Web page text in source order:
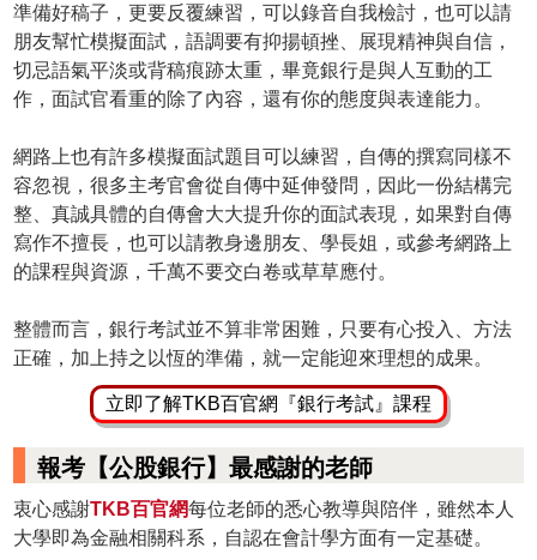
準備好稿子，更要反覆練習，可以錄音自我檢討，也可以請
朋友幫忙模擬面試，語調要有抑揚頓挫、展現精神與自信，
切忌語氣平淡或背稿痕跡太重，畢竟銀行是與人互動的工
作，面試官看重的除了內容，還有你的態度與表達能力。
網路上也有許多模擬面試題目可以練習，自傳的撰寫同樣不
容忽視，很多主考官會從自傳中延伸發問，因此一份結構完
整、真誠具體的自傳會大大提升你的面試表現，如果對自傳
寫作不擅長，也可以請教身邊朋友、學長姐，或參考網路上
的課程與資源，千萬不要交白卷或草草應付。
整體而言，銀行考試並不算非常困難，只要有心投入、方法
正確，加上持之以恆的準備，就一定能迎來理想的成果。
立即了解TKB百官網『銀行考試』課程
報考【公股銀行】最感謝的老師
衷心感謝TKB百官網每位老師的悉心教導與陪伴，雖然本人
大學即為金融相關科系，自認在會計學方面有一定基礎。